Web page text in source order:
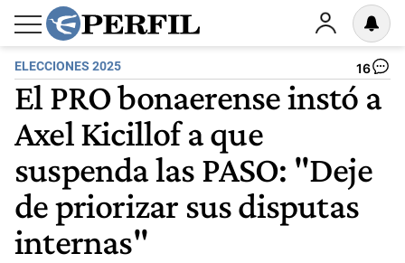
ELECCIONES 2025 16
El PRO bonaerense instó a
Axel Kicillof a que
suspenda las PASO: "Deje
de priorizar sus disputas
internas"